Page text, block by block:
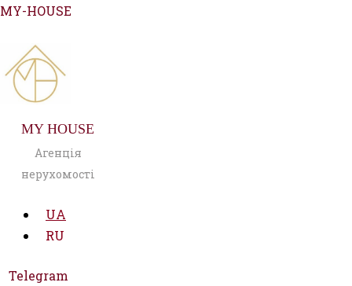
Перейти
вмісту
MY-HOUSE
MY HOUSE
Агенція
нерухомості
UA
RU
Telegram